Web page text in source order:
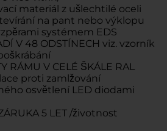
materiál z ušlechtilé oceli
na pant nebo výklopu
systémem EDS
V 48 ODSTÍNECH viz. vzorník
RÁMU V CELÉ ŠKÁLE RAL
proti zamlžování
osvětlení LED diodami
5 LET /životnost